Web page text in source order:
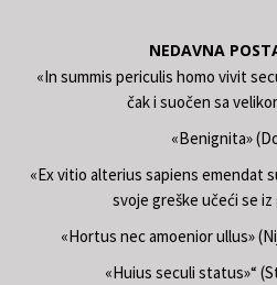
NEDAVNA
«In summis periculis homo vivit
čak i suočen sa
«Benignita»
«Ex vitio alterius sapiens emendat
svoje greške učeći se
«Hortus nec amoenior ullus»
«Huius seculi status»“